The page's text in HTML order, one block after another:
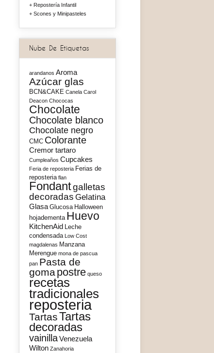
Repostería Infantil
Scones y Minipasteles
Nube De Etiquetas
arandanos Aroma
Azúcar glas
BCN&CAKE Canela Carol
Deacon Chococas
Chocolate
Chocolate blanco
Chocolate negro
CMC Colorante
Cremor tartaro
Cumpleaños Cupcakes
Feria de reposteria Ferias de
reposteria flan
Fondantgalletas
decoradas Gelatina
Glasa Glucosa Halloween
hojadementa Huevo
KitchenAid Leche
condensada
Low Cost
magdalenas Manzana
Merengue mona de pascua
pan Pasta de
gomapostre queso
recetas
tradicionales
reposteria
TartasTartas
decoradas
vainillaVenezuela
Wilton Zanahoria